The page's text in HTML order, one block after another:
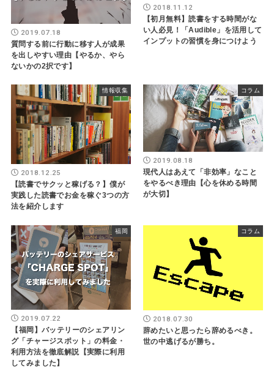
2019.07.18
質問する前に行動に移す人が成果
を出しやすい理由【やるか、やら
ないかの2択です】
2018.11.12
【初月無料】読書をする時間がな
い人必見！「Audible」を活用して
インプットの習慣を身につけよう
情報収集
2018.12.25
【読書でサクッと稼げる？】僕が
実践した読書でお金を稼ぐ3つの方
法を紹介します
コラム
2019.08.18
現代人はあえて「非効率」なこと
をやるべき理由【心を休める時間
が大切】
福岡
2019.07.22
【福岡】バッテリーのシェアリン
グ「チャージスポット」の料金・
利用方法を徹底解説【実際に利用
してみました】
コラム
2018.07.30
辞めたいと思ったら辞めるべき。
世の中逃げるが勝ち。